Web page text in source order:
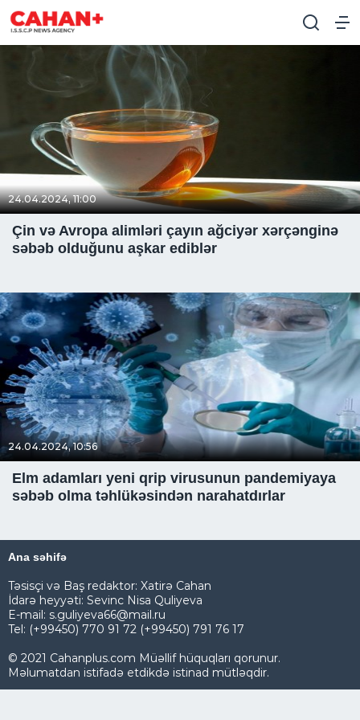
24.04.2024, 11:00
Çin və Avropa alimləri çayın ağciyər xərçənginə
səbəb olduğunu aşkar ediblər
24.04.2024, 10:56
Elm adamları yeni qrip virusunun pandemiyaya
səbəb olma təhlükəsindən narahatdırlar
Ana səhifə
Təsisçi və Baş redaktor: Xatirə Cahan
İdarə heyyəti: Sevinc Nisa Quliyeva
E-mail: s.guliyeva66@mail.ru
Tel: (+99450) 770 91 72 (+99450) 791 76 17
© 2021 Cahanplus.com Müəllif hüquqları qorunur.
Məlumatdan istifadə etdikdə istinad mütləqdir.